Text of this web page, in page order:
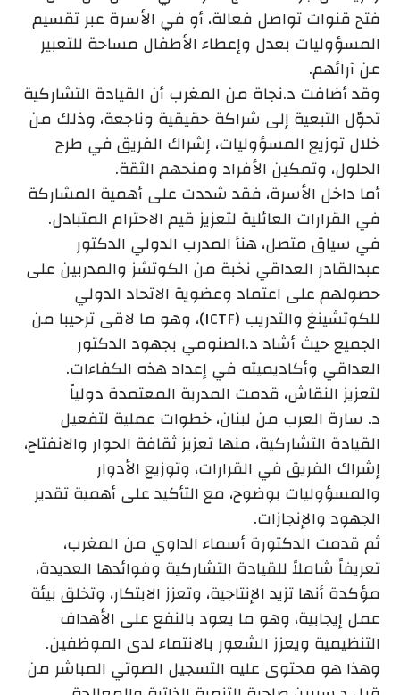
فتح قنوات تواصل فعالة، أو في الأسرة عبر تقسيم
المسؤوليات بعدل وإعطاء الأطفال مساحة للتعبير
عن آرائهم.
وقد أضافت د.نجاة من المغرب أن القيادة التشاركية
تحوّل التبعية إلى شراكة حقيقية وناجعة، وذلك من
خلال توزيع المسؤوليات، إشراك الفريق في طرح
الحلول، وتمكين الأفراد ومنحهم الثقة.
أما داخل الأسرة، فقد شددت على أهمية المشاركة
في القرارات العائلية لتعزيز قيم الاحترام المتبادل.
في سياق متصل، هنأ المدرب الدولي الدكتور
عبدالقادر العداقي نخبة من الكوتشز والمدربين على
حصولهم على اعتماد وعضوية الاتحاد الدولي
للكوتشينغ والتدريب (ICTF)، وهو ما لاقى ترحيبا من
الجميع حيث أشاد د.الصنومي بجهود الدكتور
العداقي وأكاديميته في إعداد هذه الكفاءات.
لتعزيز النقاش، قدمت المدربة المعتمدة دولياً
د. سارة العرب من لبنان، خطوات عملية لتفعيل
القيادة التشاركية، منها تعزيز ثقافة الحوار والانفتاح،
إشراك الفريق في القرارات، وتوزيع الأدوار
والمسؤوليات بوضوح، مع التأكيد على أهمية تقدير
الجهود والإنجازات.
ثم قدمت الدكتورة أسماء الداوي من المغرب،
تعريفاً شاملاً للقيادة التشاركية وفوائدها العديدة،
مؤكدة أنها تزيد الإنتاجية، وتعزز الابتكار، وتخلق بيئة
عمل إيجابية، وهو ما يعود بالنفع على الأهداف
التنظيمية ويعزز الشعور بالانتماء لدى الموظفين.
وهذا هو محتوى عليه التسجيل الصوتي المباشر من